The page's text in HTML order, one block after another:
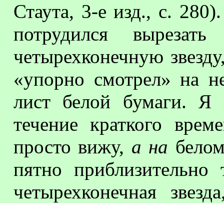
Стаута, 3-е изд., с.
потрудился
четырехконечную
«упорно смотрел» на
лист белой бумаги.
течение краткого
просто вижу, а на
пятно
четырехконечная